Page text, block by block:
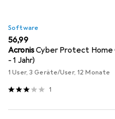
Software
EUR
56,99
AcronisCyber Protect
- 1 Jahr)
1 User, 3 Geräte/User, 12 Monate
1